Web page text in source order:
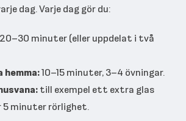
dag. Varje dag gör du:
20–30 minuter (eller uppdelat i två
10–15 minuter, 3–4 övningar.
till exempel ett extra glas
minuter rörlighet.